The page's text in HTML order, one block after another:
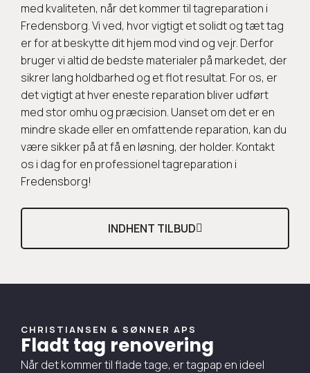
med kvaliteten, når det kommer til tagreparation i
Fredensborg. Vi ved, hvor vigtigt et solidt og tæt tag
er for at beskytte dit hjem mod vind og vejr. Derfor
bruger vi altid de bedste materialer på markedet, der
sikrer lang holdbarhed og et flot resultat. For os, er
det vigtigt at hver eneste reparation bliver udført
med stor omhu og præcision. Uanset om det er en
mindre skade eller en omfattende reparation, kan du
være sikker på at få en løsning, der holder. Kontakt
os i dag for en professionel tagreparation i
Fredensborg!
INDHENT TILBUD
CHRISTIANSEN & SØNNER APS
Fladt tag renovering
Når det kommer til flade tage, er tagpap en ideel